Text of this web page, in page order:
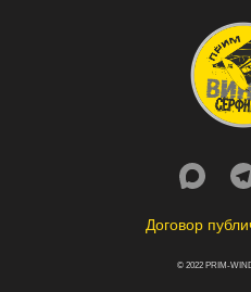
Договор
© 2022 PRIM-